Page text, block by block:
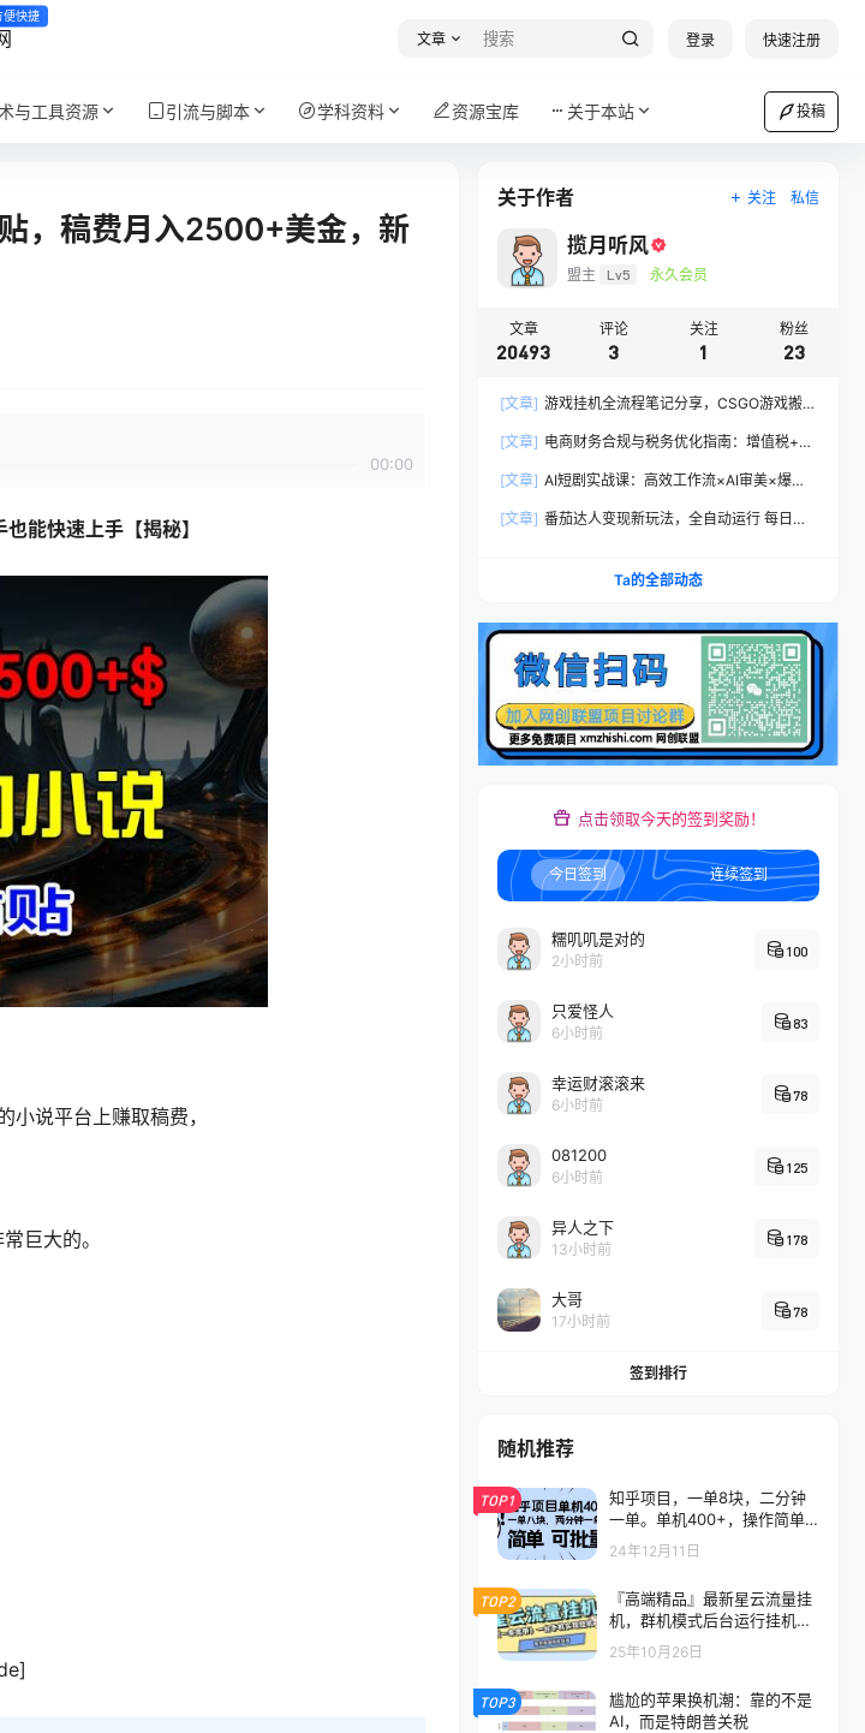
便快捷
文章 登录 快速注册
与工具资源 引流与脚本 学科资料 资源宝库 关于本站 投稿
，稿费月入2500+美金，新
00:00
能快速上手【揭秘】
说平台上赚取稿费，
巨大的。
关于作者 关注 私信
揽月听风
盟主 Lv5 永久会员
文章
20493
评论
3
关注
1
粉丝
23
[文章] 游戏挂机全流程笔记分享，CSGO游戏搬
[文章] 电商财务合规与税务优化指南：增值税+企
[文章] AI短剧实战课：高效工作流×AI审美×爆款
从脚本到成片交付全流程
[文章] 番茄达人变现新玩法，全自动运行 每日
Ta的全部动态
点击领取今天的签到奖励！
今日签到 连续签到
糯叽叽是对的
2小时前
100
只爱怪人
6小时前
83
幸运财滚滚来
6小时前
78
081200
6小时前
125
异人之下
13小时前
178
大哥
17小时前
78
签到排行
随机推荐
TOP1
知乎项目，一单8块，二分钟
一单。单机400+，操作简单
可批量。
24年12月11日
TOP2
『高端精品』最新星云流量挂
机，群机模式后台运行挂机项
目一条宽带最高2500+一个月
『内部渠道+使用教程』
25年10月26日
TOP3
尴尬的苹果换机潮：靠的不是
AI，而是特朗普关税